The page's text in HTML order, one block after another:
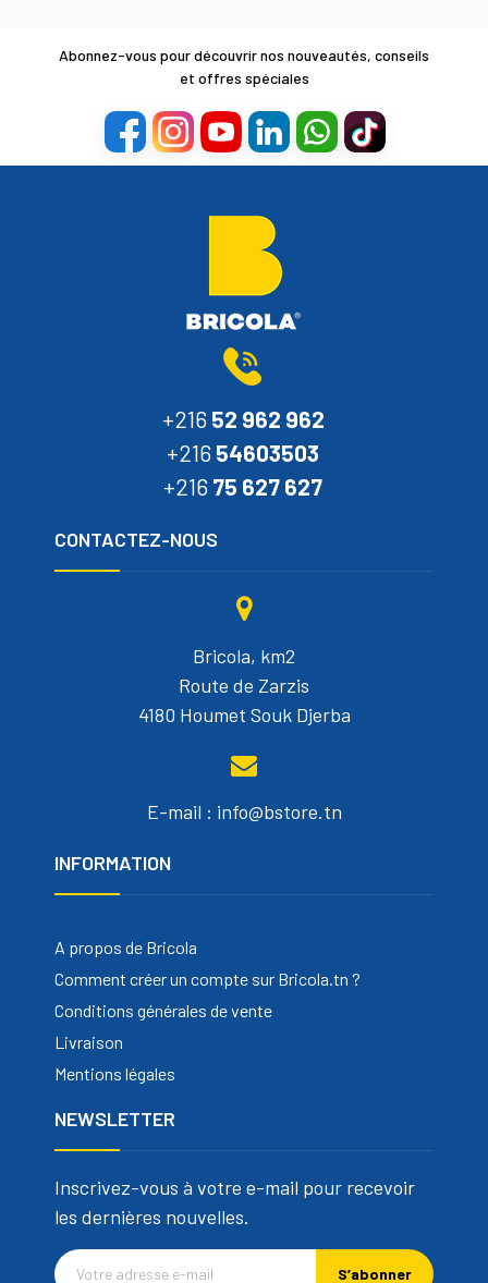
Abonnez-vous pour découvrir nos nouveautés, conseils
et offres spéciales
+216 52 962 962
+216 54603503
+216 75 627 627
CONTACTEZ-NOUS
Bricola, km2
Route de Zarzis
4180 Houmet Souk Djerba
E-mail : info@bstore.tn
INFORMATION
A propos de Bricola
Comment créer un compte sur Bricola.tn ?
Conditions générales de vente
Livraison
Mentions légales
NEWSLETTER
Inscrivez-vous à votre e-mail pour recevoir
les dernières nouvelles.
S’abonner